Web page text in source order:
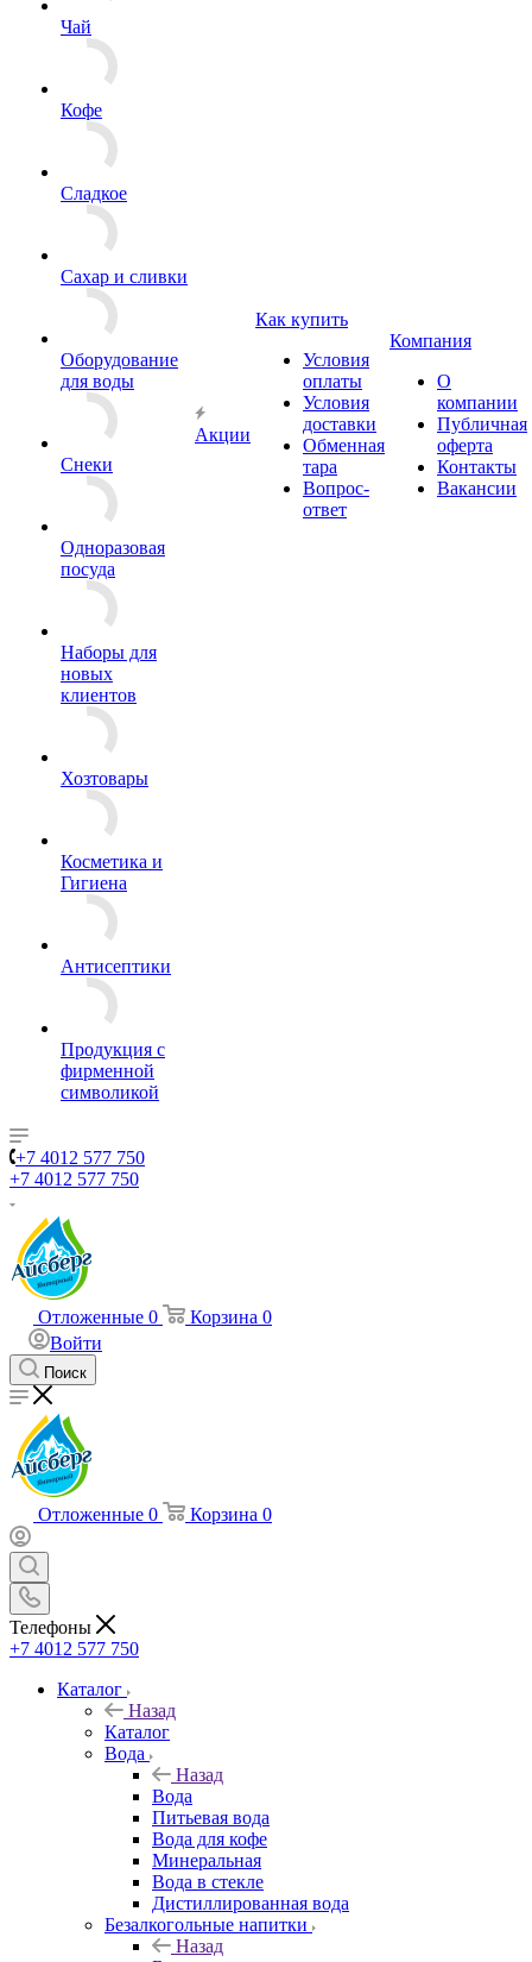
Чай
Кофе
Сладкое
Сахар и сливки
Оборудование
для воды
Снеки
Одноразовая
посуда
Наборы для
новых
клиентов
Хозтовары
Косметика и
Гигиена
Антисептики
Продукция с
фирменной
символикой
Акции
Как купить
Условия
оплаты
Условия
доставки
Обменная
тара
Вопрос-
ответ
Компания
О
компании
Публичная
оферта
Контакты
Вакансии
+7 4012 577 750
+7 4012 577 750
Отложенные 0 Корзина 0
Войти
Поиск
Отложенные 0 Корзина 0
Телефоны
+7 4012 577 750
Каталог
Назад
Каталог
Вода
Назад
Вода
Питьевая вода
Вода для кофе
Минеральная
Вода в стекле
Дистиллированная вода
Безалкогольные напитки
Назад